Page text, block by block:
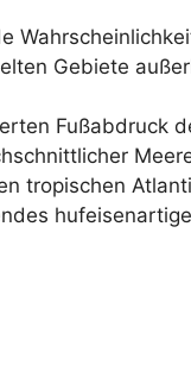
Gebiete
Fußabdruck
tropischen